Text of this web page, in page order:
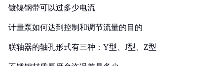
镀镍钢带可以过多少电流
计量泵如何达到控制和调节流量的目的
联轴器的轴孔形式有三种：Y型、J型、Z型